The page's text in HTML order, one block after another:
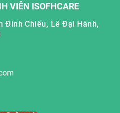
VIÊN ISOFHCARE
Đình Chiểu, Lê Đại Hành,